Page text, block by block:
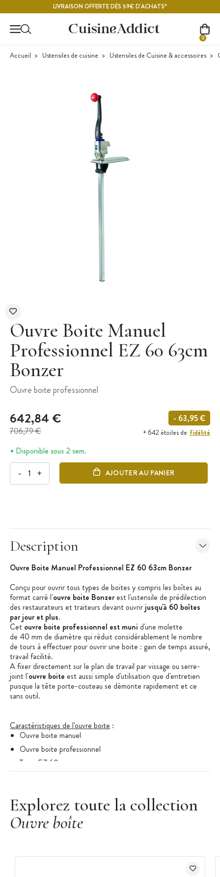
LIVRAISON OFFERTE DÈS 59€ D'ACHATS*
0
Accueil Ustensiles de cuisine Ustensiles de Cuisine & accessoires
Ouvre Boite Manuel
Professionnel EZ 60 63cm
Bonzer
Ouvre boite professionnel
642,84 €
706,79 €
- 63,95 €
+ 642 étoiles de fidélité
Disponible sous 2 sem.
- + AJOUTER AU PANIER
Description
Ouvre Boite Manuel Professionnel EZ 60 63cm Bonzer
Conçu pour ouvrir tous types de boites y compris les boîtes au
format carré l'ouvre boite Bonzerest l'ustensile de prédilection
des restaurateurs et traiteurs devant ouvrir jusqu'à 60 boîtes
par jour et plus.
Cet ouvre boite professionnel est muni d'une molette
de 40 mm de diamètre qui réduit considérablement le nombre
de tours à effectuer pour ouvrir une boite : gain de temps assuré,
travail facilité.
A fixer directement sur le plan de travail par vissage ou serre-
joint l'ouvre boite est aussi simple d'utilisation que d'entretien
puisque la tête porte-couteau se démonte rapidement et ce
sans outil.
Caractéristiques de l'ouvre boite :
Ouvre boite manuel
Ouvre boite professionnel
Type: EZ 60
Longueur tige : 63 cm
Diamètre Molette : 40 mm
Molette en acier inoxydable
Poignée : matériau composite
Explorez toute la collection
Ouvre boîte